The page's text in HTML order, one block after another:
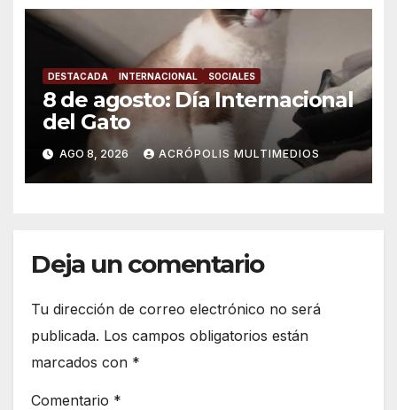
DESTACADA INTERNACIONAL SOCIALES
8 de agosto: Día Internacional
del Gato
AGO 8, 2026 ACRÓPOLIS MULTIMEDIOS
Deja un comentario
Tu dirección de correo electrónico no será
publicada. Los campos obligatorios están
marcados con *
Comentario *